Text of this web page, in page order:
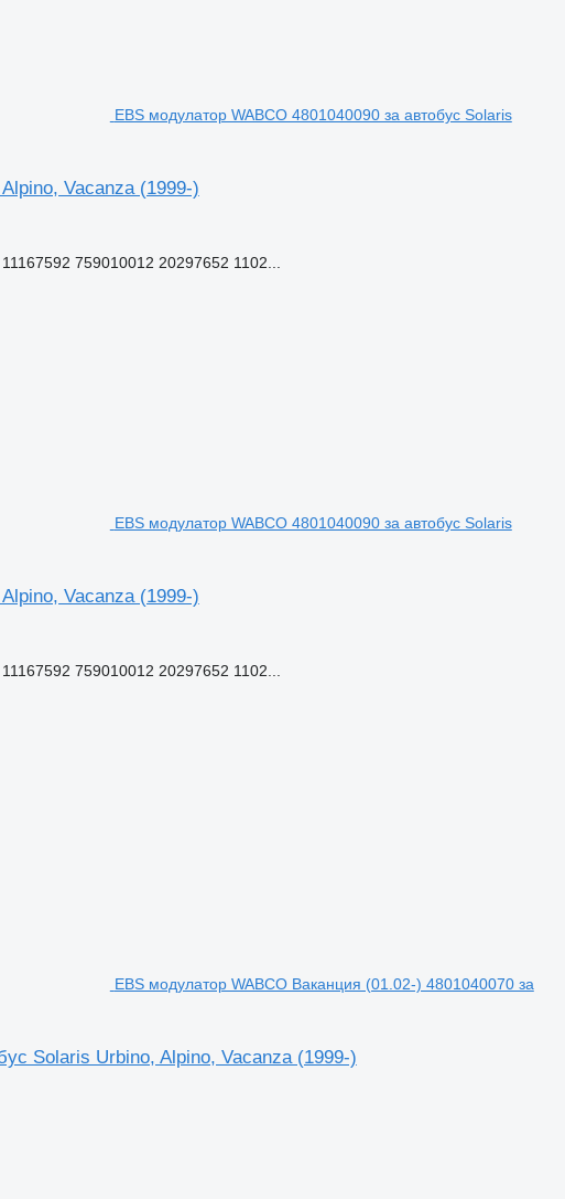
EBS модулатор WABCO 4801040090 за автобус Solaris
Vacanza (1999-)
759010012 20297652 1102...
EBS модулатор WABCO 4801040090 за автобус Solaris
Vacanza (1999-)
759010012 20297652 1102...
EBS модулатор WABCO Ваканция (01.02-) 4801040070 за
Solaris Urbino, Alpino, Vacanza (1999-)